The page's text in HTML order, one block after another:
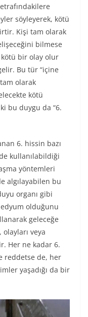
söyleyerek, kötü
Kişi tam olarak
bilmese
kötü bir olay olur
Bu tür “içine
olarak
kötü
bu duygu da “6.
6. hissin bazı
kullanılabildiği
yöntemleri
algılayabilen bu
organı gibi
olduğunu
geleceğe
veya
Her ne kadar 6.
reddetse de, her
yaşadığı da bir